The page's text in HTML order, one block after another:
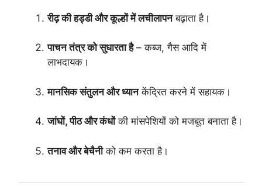
रीढ़ की हड्डी और कूल्हों में लचीलापनबढ़ाता है।
पाचन तंत्र को सुधारता है– कब्ज, गैस आदि में
लाभदायक।
मानसिक संतुलन और ध्यानकेंद्रित करने में सहायक।
जांघों, पीठ और कंधोंकी मांसपेशियों को मजबूत बनाता है।
तनाव और बेचैनीको कम करता है।